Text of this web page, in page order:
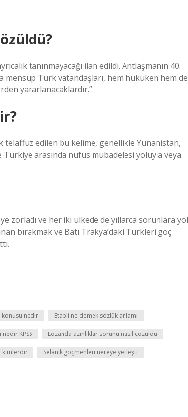
tanınmayacağı ilan edildi. Antlaşmanın 40.
mensup Türk vatandaşları, hem hukuken hem de
yararlanacaklardır.”
telaffuz edilen bu kelime, genellikle Yunanistan,
arasında nüfus mübadelesi yoluyla veya
zorladı ve her iki ülkede de yıllarca sorunlara yol
bırakmak ve Batı Trakya’daki Türkleri göç
konusu nedir Etabli ne demek sözlük anlamı
KPSS Lozanda azınlıklar sorunu nasıl çözüldü
kimlerdir Selanik göçmenleri nereye yerleşti